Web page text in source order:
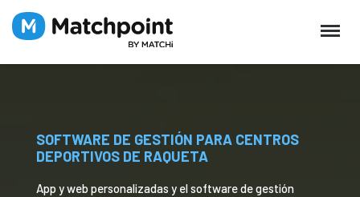
SOFTWARE DE GESTIÓN PARA CENTROS
DEPORTIVOS DE RAQUETA
App y web personalizadas y el software de gestión